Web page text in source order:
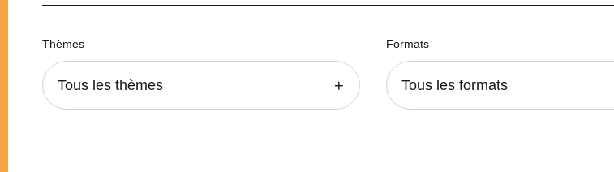
Thèmes
Tous les thèmes
Formats
Tous les formats